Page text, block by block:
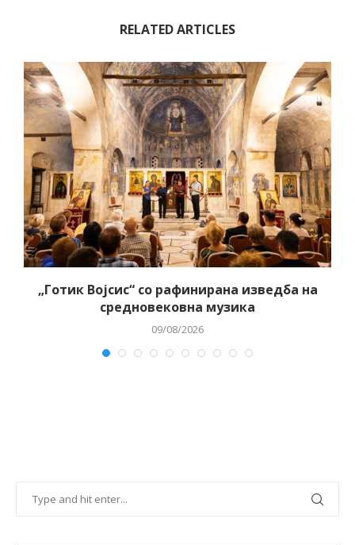
RELATED ARTICLES
„Готик Војсис“ со рафинирана изведба на
средновековна музика
09/08/2026